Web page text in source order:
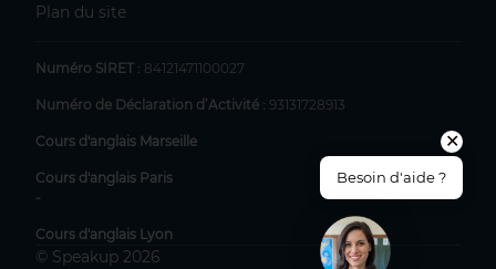
© Speakup 2026
Numéro SIRET : 84121471100027
Numéro de Déclaration d’Activité : 93131728913
Cours d'anglais Marseille
Cours d'anglais Paris
-
Cours d'anglais Lyon
Plan du site
✕
Besoin d'aide ?